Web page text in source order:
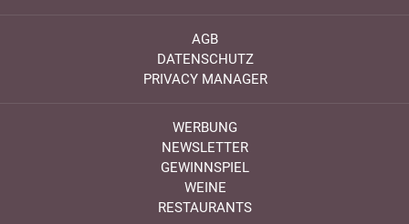
AGB
DATENSCHUTZ
PRIVACY MANAGER
WERBUNG
NEWSLETTER
GEWINNSPIEL
WEINE
RESTAURANTS